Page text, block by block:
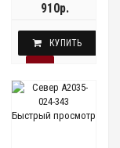
910р.
КУПИТЬ
Быстрый просмотр